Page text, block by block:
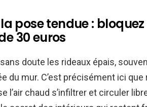
pose tendue :
30 euros
doute les rideaux épais,
du mur. C’est précisément ici que
l’air chaud s’infiltrer et circuler